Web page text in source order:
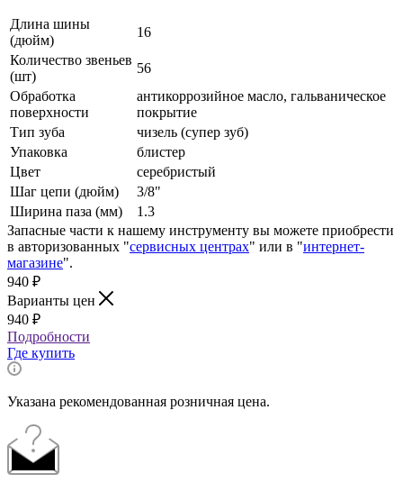
Длина шины
(дюйм)
16
Количество звеньев
(шт)
56
Обработка
поверхности
антикоррозийное масло, гальваническое
покрытие
Тип зуба
чизель (супер зуб)
Упаковка
блистер
Цвет
серебристый
Шаг цепи (дюйм)
3/8"
Ширина паза (мм)
1.3
Запасные части к нашему инструменту вы можете приобрести
в авторизованных "сервисных центрах" или в "интернет-
магазине".
940 ₽
Варианты цен
940 ₽
Подробности
Где купить
Указана рекомендованная розничная цена.